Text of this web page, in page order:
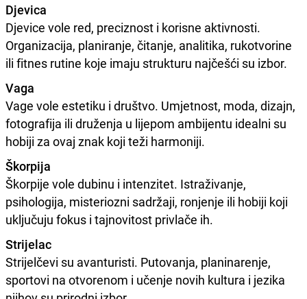
Djevica
Djevice vole red, preciznost i korisne aktivnosti.
Organizacija, planiranje, čitanje, analitika, rukotvorine
ili fitnes rutine koje imaju strukturu najčešći su izbor.
Vaga
Vage vole estetiku i društvo. Umjetnost, moda, dizajn,
fotografija ili druženja u lijepom ambijentu idealni su
hobiji za ovaj znak koji teži harmoniji.
Škorpija
Škorpije vole dubinu i intenzitet. Istraživanje,
psihologija, misteriozni sadržaji, ronjenje ili hobiji koji
uključuju fokus i tajnovitost privlače ih.
Strijelac
Strijelčevi su avanturisti. Putovanja, planinarenje,
sportovi na otvorenom i učenje novih kultura i jezika